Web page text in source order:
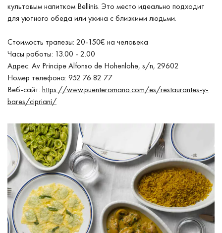
культовым напитком Bellinis. Это место идеально подходит
для уютного обеда или ужина с близкими людьми.
Стоимость трапезы: 20-150€ на человека
Часы работы: 13.00 - 2.00
Адрес: Av Principe Alfonso de Hohenlohe, s/n, 29602
Номер телефона: 952 76 82 77
Веб-сайт: https://www.puenteromano.com/es/restaurantes-y-
bares/cipriani/